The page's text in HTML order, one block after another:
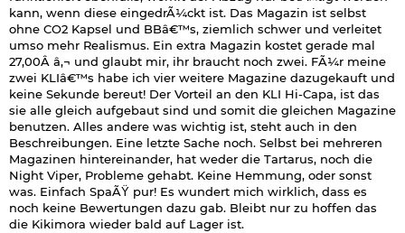
kann, wenn diese eingedrÃ¼ckt ist. Das Magazin ist selbst
ohne CO2 Kapsel und BBâ€™s, ziemlich schwer und verleitet
umso mehr Realismus. Ein extra Magazin kostet gerade mal
27,00Â â‚¬ und glaubt mir, ihr braucht noch zwei. FÃ¼r meine
zwei KLIâ€™s habe ich vier weitere Magazine dazugekauft und
keine Sekunde bereut! Der Vorteil an den KLI Hi-Capa, ist das
sie alle gleich aufgebaut sind und somit die gleichen Magazine
benutzen. Alles andere was wichtig ist, steht auch in den
Beschreibungen. Eine letzte Sache noch. Selbst bei mehreren
Magazinen hintereinander, hat weder die Tartarus, noch die
Night Viper, Probleme gehabt. Keine Hemmung, oder sonst
was. Einfach SpaÃŸ pur! Es wundert mich wirklich, dass es
noch keine Bewertungen dazu gab. Bleibt nur zu hoffen das
die Kikimora wieder bald auf Lager ist.